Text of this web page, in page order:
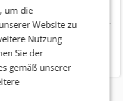
um die
Website zu
Nutzung
Sie der
gemäß unserer